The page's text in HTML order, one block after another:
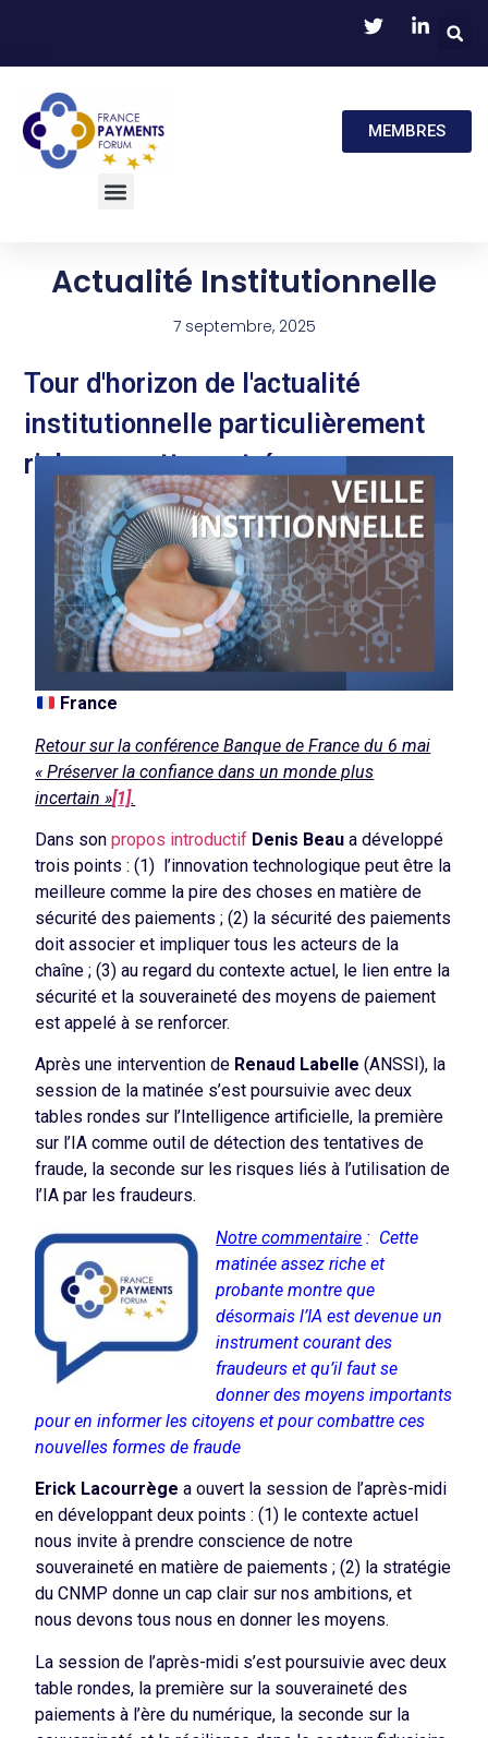
MEMBRES
Actualité Institutionnelle
7 septembre, 2025
Tour d'horizon de l'actualité
institutionnelle particulièrement
riche en cette rentrée.
France
Retour sur la conférence Banque de France du 6 mai
« Préserver la confiance dans un monde plus
incertain »[1].
Dans sonpropos introductif Denis Beau a développé
trois points : (1) l’innovation technologique peut être la
meilleure comme la pire des choses en matière de
sécurité des paiements ; (2) la sécurité des paiements
doit associer et impliquer tous les acteurs de la
chaîne ; (3) au regard du contexte actuel, le lien entre la
sécurité et la souveraineté des moyens de paiement
est appelé à se renforcer.
Après une intervention de Renaud Labelle (ANSSI), la
session de la matinée s’est poursuivie avec deux
tables rondes sur l’Intelligence artificielle, la première
sur l’IA comme outil de détection des tentatives de
fraude, la seconde sur les risques liés à l’utilisation de
l’IA par les fraudeurs.
Notre commentaire : Cette
matinée assez riche et
probante montre que
désormais l’IA est devenue un
instrument courant des
fraudeurs et qu’il faut se
donner des moyens importants
pour en informer les citoyens et pour combattre ces
nouvelles formes de fraude
Erick Lacourrège a ouvert la session de l’après-midi
en développant deux points : (1) le contexte actuel
nous invite à prendre conscience de notre
souveraineté en matière de paiements ; (2) la stratégie
du CNMP donne un cap clair sur nos ambitions, et
nous devons tous nous en donner les moyens.
La session de l’après-midi s’est poursuivie avec deux
table rondes, la première sur la souveraineté des
paiements à l’ère du numérique, la seconde sur la